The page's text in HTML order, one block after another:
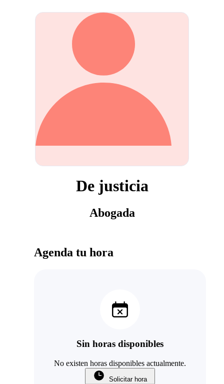
De justicia
Abogada
Agenda tu hora
Sin horas disponibles
No existen horas disponibles actualmente.
Solicitar hora